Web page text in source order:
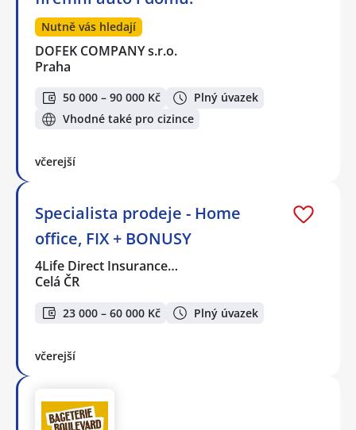
Nutně vás hledají
DOFEK COMPANY s.r.o.
Praha
50 000 – 90 000 Kč
Plný úvazek
Vhodné také pro cizince
včerejší
Specialista prodeje - Home
office, FIX + BONUSY
4Life Direct Insurance…
Celá ČR
23 000 – 60 000 Kč Plný úvazek
včerejší